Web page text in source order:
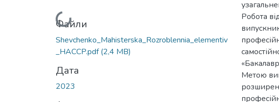
Вантажиться...
Файли
Shevchenko_Mahisterska_Rozroblennia_elementiv
_HACCP.pdf(2,4 MB)
Дата
2023
Робота
Метою